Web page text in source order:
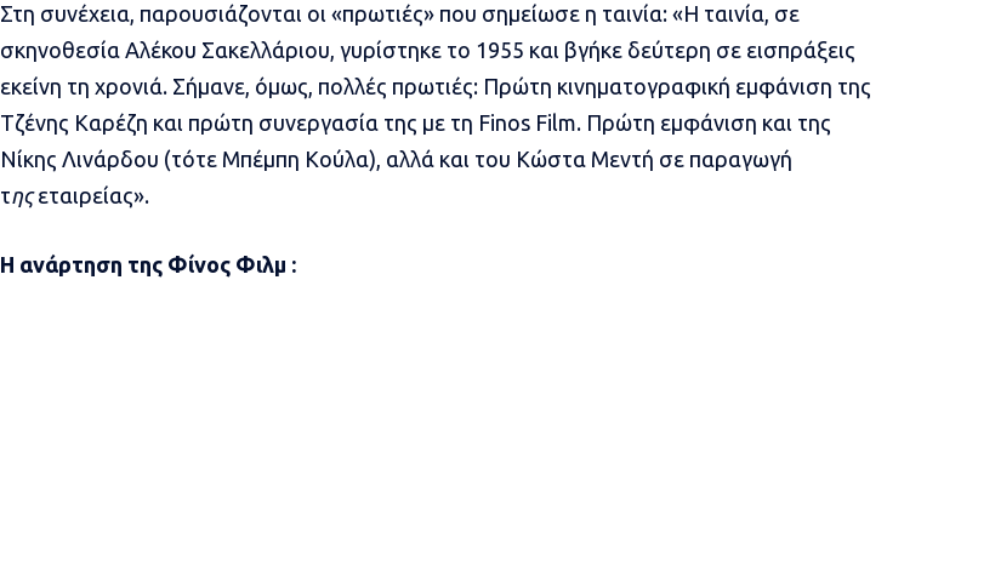
Στη συνέχεια, παρουσιάζονται οι «πρωτιές» που σημείωσε η ταινία: «Η ταινία, σε
σκηνοθεσία Αλέκου Σακελλάριου, γυρίστηκε το 1955 και βγήκε δεύτερη σε εισπράξεις
εκείνη τη χρονιά. Σήμανε, όμως, πολλές πρωτιές: Πρώτη κινηματογραφική εμφάνιση της
Τζένης Καρέζη και πρώτη συνεργασία της με τη Finos Film. Πρώτη εμφάνιση και της
Νίκης Λινάρδου (τότε Μπέμπη Κούλα), αλλά και του Κώστα Μεντή σε παραγωγή
τηςεταιρείας».
Η ανάρτηση της Φίνος Φιλμ :